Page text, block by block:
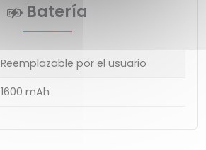
Batería
Reemplazable por el usuario
1600 mAh